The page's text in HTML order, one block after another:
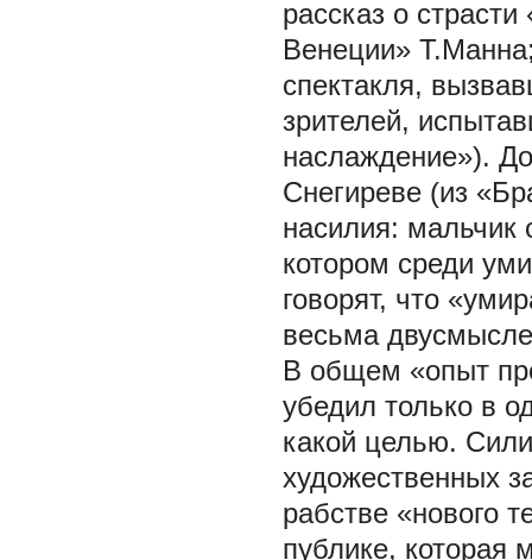
рассказ о
Венеции»
спектакля,
зрителей,
наслаждение»).
Снегиреве (из
насилия: мальчик
котором среди
говорят, что
весьма
В общем «опыт
убедил только в
какой целью.
художественных
рабстве «нового
публике, которая